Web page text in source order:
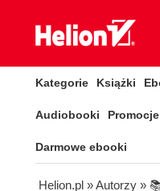
Kategorie Książki
Audiobooki Promocje
Darmowe ebooki
Helion.pl » Autorzy »